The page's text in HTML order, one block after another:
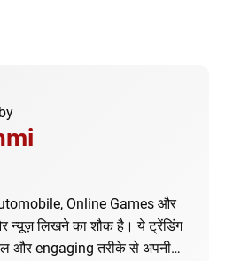
Online Games और
न्यूज़ लिखने का शौक है। ये ट्रेंडिंग
और engaging तरीके से अपनी